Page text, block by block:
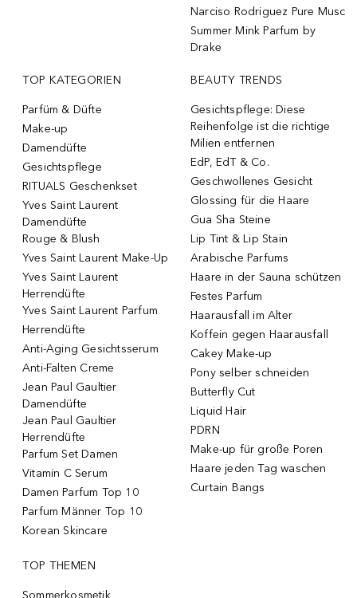
Narciso Rodriguez Pure Musc
Summer Mink Parfum by
Drake
TOP KATEGORIEN
Parfüm & Düfte
Make-up
Damendüfte
Gesichtspflege
RITUALS Geschenkset
Yves Saint Laurent
Damendüfte
Rouge & Blush
Yves Saint Laurent Make-Up
Yves Saint Laurent
Herrendüfte
Yves Saint Laurent Parfum
Herrendüfte
Anti-Aging Gesichtsserum
Anti-Falten Creme
Jean Paul Gaultier
Damendüfte
Jean Paul Gaultier
Herrendüfte
Parfum Set Damen
Vitamin C Serum
Damen Parfum Top 10
Parfum Männer Top 10
Korean Skincare
BEAUTY TRENDS
Gesichtspflege: Diese
Reihenfolge ist die richtige
Milien entfernen
EdP, EdT & Co.
Geschwollenes Gesicht
Glossing für die Haare
Gua Sha Steine
Lip Tint & Lip Stain
Arabische Parfums
Haare in der Sauna schützen
Festes Parfum
Haarausfall im Alter
Koffein gegen Haarausfall
Cakey Make-up
Pony selber schneiden
Butterfly Cut
Liquid Hair
PDRN
Make-up für große Poren
Haare jeden Tag waschen
Curtain Bangs
TOP THEMEN
Sommerkosmetik